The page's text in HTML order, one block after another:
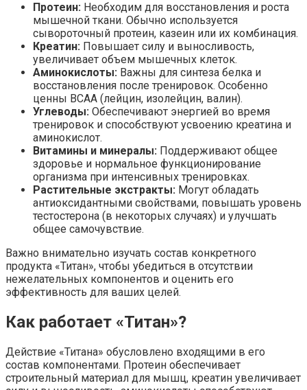
Протеин: Необходим для восстановления и роста
мышечной ткани. Обычно используется
сывороточный протеин, казеин или их комбинация.
Креатин: Повышает силу и выносливость,
увеличивает объем мышечных клеток.
Аминокислоты: Важны для синтеза белка и
восстановления после тренировок. Особенно
ценны BCAA (лейцин, изолейцин, валин).
Углеводы: Обеспечивают энергией во время
тренировок и способствуют усвоению креатина и
аминокислот.
Витамины и минералы: Поддерживают общее
здоровье и нормальное функционирование
организма при интенсивных тренировках.
Растительные экстракты: Могут обладать
антиоксидантными свойствами, повышать уровень
тестостерона (в некоторых случаях) и улучшать
общее самочувствие.
Важно внимательно изучать состав конкретного
продукта «Титан», чтобы убедиться в отсутствии
нежелательных компонентов и оценить его
эффективность для ваших целей.
Как работает «Титан»?
Действие «Титана» обусловлено входящими в его
состав компонентами. Протеин обеспечивает
строительный материал для мышц, креатин увеличивает